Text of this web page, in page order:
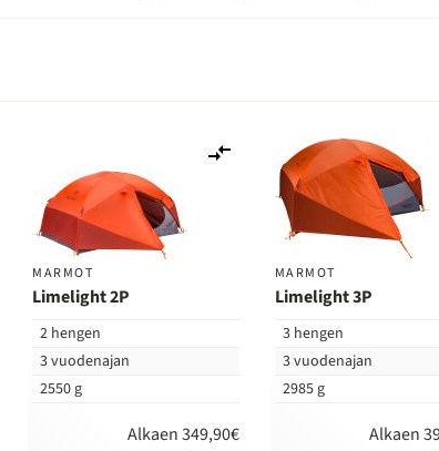
MARMOT
Limelight 2P
2 hengen
3 vuodenajan
2550 g
Alkaen 349,90€
vertailuun
MARMOT
Limelight 3P
3 hengen
3 vuodenajan
2985 g
Alkaen